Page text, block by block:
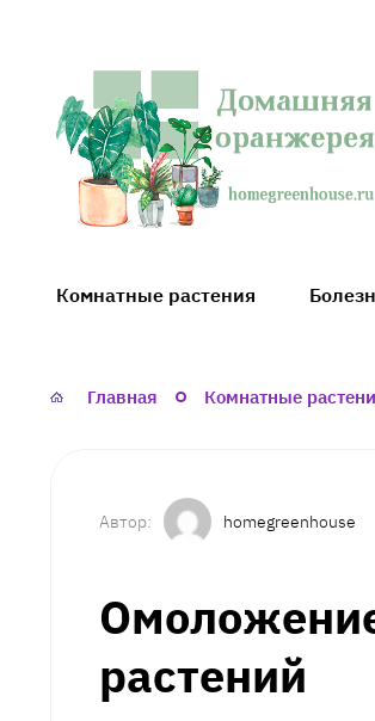
Домашняя
оранжерея
Комнатные растения
Главная Комнатные
homegreenhouse
растений